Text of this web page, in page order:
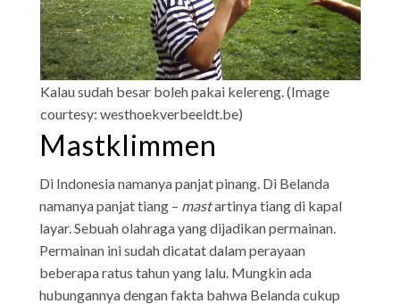
Kalau sudah besar boleh pakai kelereng. (Image
courtesy: westhoekverbeeldt.be)
Mastklimmen
Di Indonesia namanya panjat pinang. Di Belanda
namanya panjat tiang – mastartinya tiang di kapal
layar. Sebuah olahraga yang dijadikan permainan.
Permainan ini sudah dicatat dalam perayaan
beberapa ratus tahun yang lalu. Mungkin ada
hubungannya dengan fakta bahwa Belanda cukup